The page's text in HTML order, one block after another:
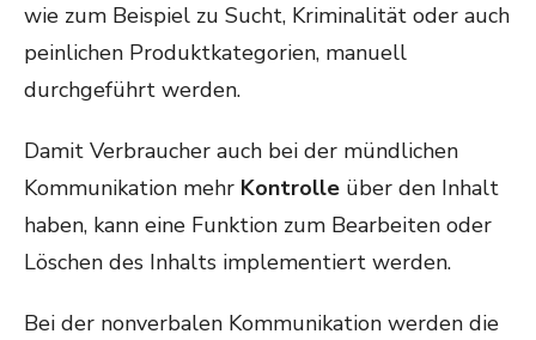
wie zum Beispiel zu Sucht, Kriminalität oder auch
peinlichen Produktkategorien, manuell
durchgeführt werden.
Damit Verbraucher auch bei der mündlichen
Kommunikation mehr Kontrolle über den Inhalt
haben, kann eine Funktion zum Bearbeiten oder
Löschen des Inhalts implementiert werden.
Bei der nonverbalen Kommunikation werden die